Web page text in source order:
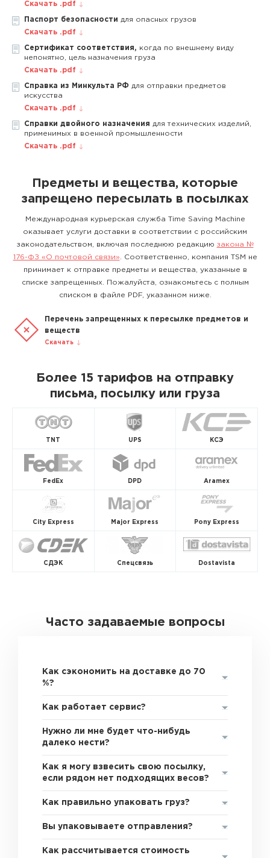
Скачать .pdf
Паспорт безопасности для опасных грузов
Скачать .pdf
Сертификат соответствия, когда по внешнему виду
непонятно, цель назначения груза
Скачать .pdf
Справка из Минкульта РФ для отправки предметов
искусства
Скачать .pdf
Справки двойного назначения для технических изделий,
применимых в военной промышленности
Скачать .pdf
Предметы и вещества, которые
запрещено пересылать в посылках
Международная курьерская служба Time Saving Machine
оказывает услуги доставки в соответствии с российским
законодательством, включая последнюю редакцию закона №
176-ФЗ «О почтовой связи» . Соответственно, компания TSM не
принимает к отправке предметы и вещества, указанные в
списке запрещенных. Пожалуйста, ознакомьтесь с полным
списком в файле PDF, указанном ниже.
Перечень запрещенных к пересылке предметов и
веществ
Скачать
Более 15 тарифов на отправку
письма, посылку или груза
TNT UPS КСЭ
FedEx DPD Aramex
City Express Major Express Pony Express
СДЭК Спецсвязь Dostavista
Часто задаваемые вопросы
Как сэкономить на доставке до 70
%?
Как работает сервис?
Нужно ли мне будет что-нибудь
далеко нести?
Как я могу взвесить свою посылку,
если рядом нет подходящих весов?
Как правильно упаковать груз?
Вы упаковываете отправления?
Как рассчитывается стоимость